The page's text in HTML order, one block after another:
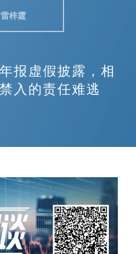
梓霆
报虚假披露，相
入的责任难逃